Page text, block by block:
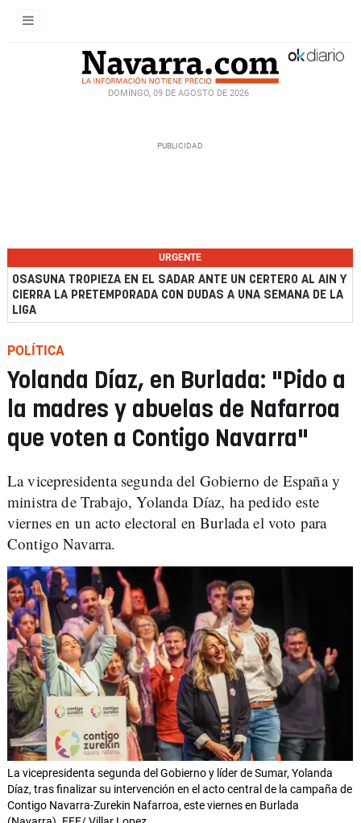
DOMINGO, 09 DE AGOSTO DE 2026
URGENTE
OSASUNA TROPIEZA EN EL SADAR ANTE UN CERTERO AL AIN Y
CIERRA LA PRETEMPORADA CON DUDAS A UNA SEMANA DE LA
LIGA
POLÍTICA
Yolanda Díaz, en Burlada: "Pido a
la madres y abuelas de Nafarroa
que voten a Contigo Navarra"
La vicepresidenta segunda del Gobierno de España y
ministra de Trabajo, Yolanda Díaz, ha pedido este
viernes en un acto electoral en Burlada el voto para
Contigo Navarra.
La vicepresidenta segunda del Gobierno y líder de Sumar, Yolanda
Díaz, tras finalizar su intervención en el acto central de la campaña de
Contigo Navarra-Zurekin Nafarroa, este viernes en Burlada